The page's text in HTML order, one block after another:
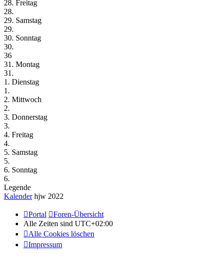
28. Freitag
28.
29. Samstag
29.
30. Sonntag
30.
36
31. Montag
31.
1. Dienstag
1.
2. Mittwoch
2.
3. Donnerstag
3.
4. Freitag
4.
5. Samstag
5.
6. Sonntag
6.
Legende
Kalenderhjw 2022
Portal
Foren-Übersicht
Alle Zeiten sind UTC+02:00
Alle Cookies löschen
Impressum